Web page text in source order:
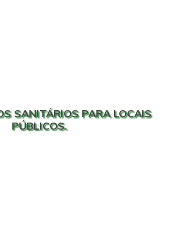
SANITÁRIOS PARA LOCAIS
PÚBLICOS.